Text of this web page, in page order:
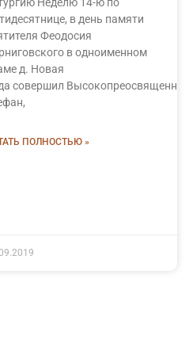
в день памяти
Феодосия
в одноименном
д. Новая
совершил Высокопреосвященный
ПОЛНОСТЬЮ »